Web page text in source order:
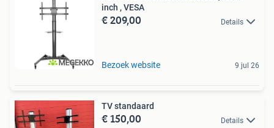
inch , VESA
€ 209,00 Details
Bezoek website 9 jul 26
TV standaard
€ 150,00 Details